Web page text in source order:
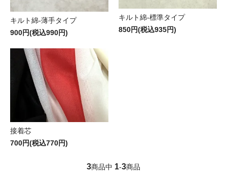
キルト綿-薄手タイプ
900円(税込990円)
キルト綿-標準タイプ
850円(税込935円)
接着芯
700円(税込770円)
3商品中 1-3商品